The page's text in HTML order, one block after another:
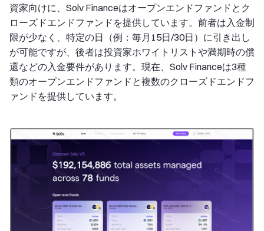
資家向けに、Solv Financeはオープンエンドファンドとク
ローズドエンドファンドを提供しています。前者は入金制
限が少なく、特定の日（例：毎月15日/30日）に引き出し
が可能ですが、後者は投資家ホワイトリストや満期時の償
還などの入金要件があります。現在、Solv Financeは3種
類のオープンエンドファンドと複数のクローズドエンドフ
ァンドを提供しています。